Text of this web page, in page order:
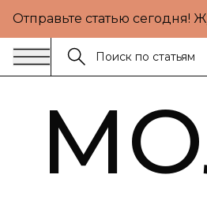
Отправьте статью сегодня!